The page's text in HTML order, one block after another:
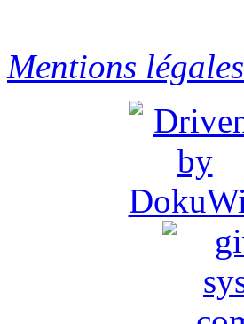
Mentions légales